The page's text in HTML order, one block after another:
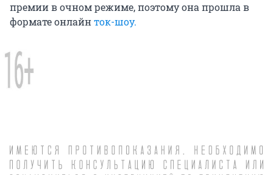
премии в очном режиме, поэтому она прошла в
формате онлайнток-шоу.